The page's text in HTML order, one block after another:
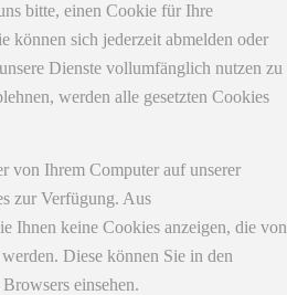
bitte, einen Cookie für Ihre
können sich jederzeit abmelden oder
Dienste vollumfänglich nutzen zu
werden alle gesetzten Cookies
von Ihrem Computer auf unserer
zur Verfügung. Aus
Ihnen keine Cookies anzeigen, die von
Diese können Sie in den
einsehen.